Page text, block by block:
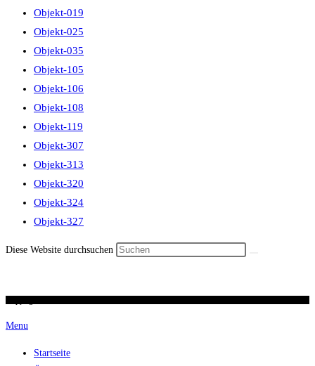
Objekt-019
Objekt-025
Objekt-035
Objekt-105
Objekt-106
Objekt-108
Objekt-119
Objekt-307
Objekt-313
Objekt-320
Objekt-324
Objekt-327
Diese Website durchsuchen
Menu
Startseite